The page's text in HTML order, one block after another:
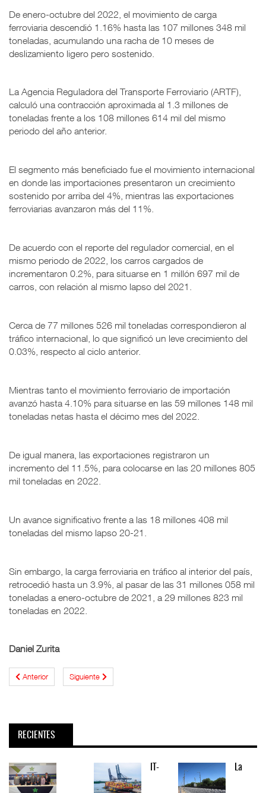
De enero-octubre del 2022, el movimiento de carga
ferroviaria descendió 1.16% hasta las 107 millones 348 mil
toneladas, acumulando una racha de 10 meses de
deslizamiento ligero pero sostenido.
La Agencia Reguladora del Transporte Ferroviario (ARTF),
calculó una contracción aproximada al 1.3 millones de
toneladas frente a los 108 millones 614 mil del mismo
periodo del año anterior.
El segmento más beneficiado fue el movimiento internacional
en donde las importaciones presentaron un crecimiento
sostenido por arriba del 4%, mientras las exportaciones
ferroviarias avanzaron más del 11%.
De acuerdo con el reporte del regulador comercial, en el
mismo periodo de 2022, los carros cargados de
incrementaron 0.2%, para situarse en 1 millón 697 mil de
carros, con relación al mismo lapso del 2021.
Cerca de 77 millones 526 mil toneladas correspondieron al
tráfico internacional, lo que significó un leve crecimiento del
0.03%, respecto al ciclo anterior.
Mientras tanto el movimiento ferroviario de importación
avanzó hasta 4.10% para situarse en las 59 millones 148 mil
toneladas netas hasta el décimo mes del 2022.
De igual manera, las exportaciones registraron un
incremento del 11.5%, para colocarse en las 20 millones 805
mil toneladas en 2022.
Un avance significativo frente a las 18 millones 408 mil
toneladas del mismo lapso 20-21.
Sin embargo, la carga ferroviaria en tráfico al interior del país,
retrocedió hasta un 3.9%, al pasar de las 31 millones 058 mil
toneladas a enero-octubre de 2021, a 29 millones 823 mil
toneladas en 2022.
Daniel Zurita
Anterior Siguiente
RECIENTES
IT- La